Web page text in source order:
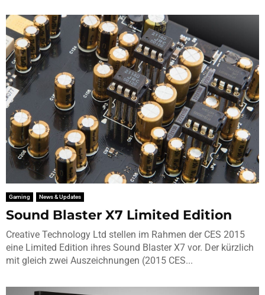
Gaming News & Updates
Sound Blaster X7 Limited Edition
Creative Technology Ltd stellen im Rahmen der CES 2015
eine Limited Edition ihres Sound Blaster X7 vor. Der kürzlich
mit gleich zwei Auszeichnungen (2015 CES...